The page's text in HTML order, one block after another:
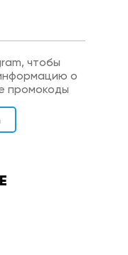
чтобы
о
промокоды